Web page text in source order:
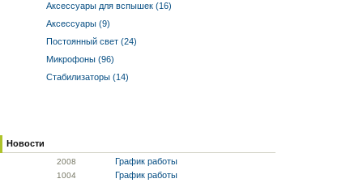
Аксессуары для вспышек (16)
Аксессуары (9)
Постоянный свет (24)
Микрофоны (96)
Стабилизаторы (14)
Новости
2008 График работы
1004 График работы